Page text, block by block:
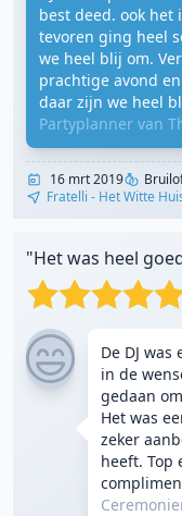
best deed. ook het
tevoren ging heel
we heel blij om.
prachtige avond
daar zijn we heel
Partyplanner van
16 mrt 2019
Fratelli - Het Witte
"Het was heel
De DJ
in de
gedaan
Het was
zeker
heeft. Top